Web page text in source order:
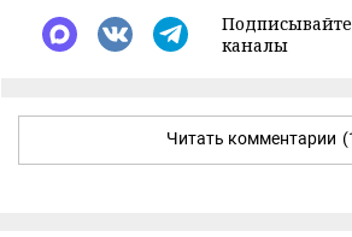
каналы
Читать комментарии